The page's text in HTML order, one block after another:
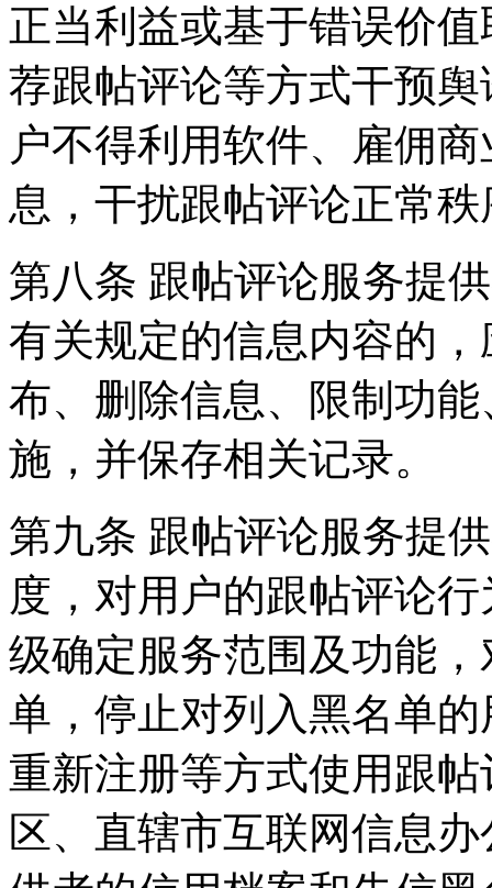
正当利益或基于错误价
荐跟帖评论等方式干预
户不得利用软件、雇佣
息，干扰跟帖评论正常
第八条 跟帖评论服务提
有关规定的信息内容的
布、删除信息、限制功
施，并保存相关记录。
第九条 跟帖评论服务提
度，对用户的跟帖评论
级确定服务范围及功能
单，停止对列入黑名单
重新注册等方式使用跟
区、直辖市互联网信息